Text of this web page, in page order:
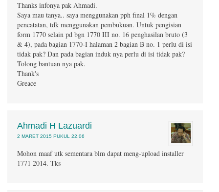
Thanks infonya pak Ahmadi.
Saya mau tanya.. saya menggunakan pph final 1% dengan
pencatatan, tdk menggunakan pembukuan. Untuk pengisian
form 1770 selain pd bgn 1770 III no. 16 penghasilan bruto (3
& 4), pada bagian 1770-I halaman 2 bagian B no. 1 perlu di isi
tidak pak? Dan pada bagian induk nya perlu di isi tidak pak?
Tolong bantuan nya pak.
Thank's
Greace
Ahmadi H Lazuardi
2 MARET 2015 PUKUL 22.06
Mohon maaf utk sementara blm dapat meng-upload installer
1771 2014. Tks